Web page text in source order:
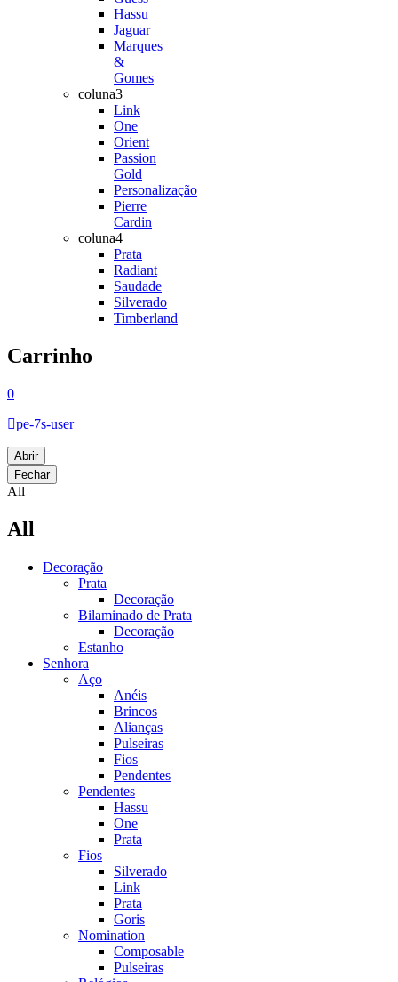
Hassu
Jaguar
Marques
&
Gomes
coluna3
Link
One
Orient
Passion
Gold
Personalização
Pierre
Cardin
coluna4
Prata
Radiant
Saudade
Silverado
Timberland
Carrinho
0
pe-7s-user
Abrir
Fechar
All
All
Decoração
Prata
Decoração
Bilaminado de Prata
Decoração
Estanho
Senhora
Aço
Anéis
Brincos
Alianças
Pulseiras
Fios
Pendentes
Pendentes
Hassu
One
Prata
Fios
Silverado
Link
Prata
Goris
Nomination
Composable
Pulseiras